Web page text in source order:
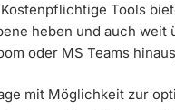
Tools
heben und auch weit
oder MS Teams
mit Möglichkeit zur